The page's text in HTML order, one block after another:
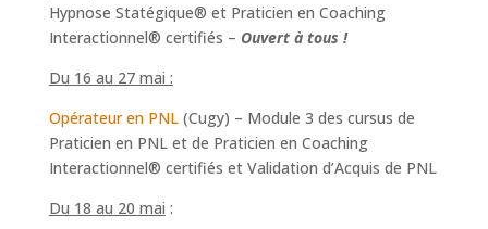
Hypnose Statégique® et Praticien en Coaching
Interactionnel® certifiés – Ouvert à tous !
Du 16 au 27 mai :
Opérateur en PNL(Cugy) – Module 3 des cursus de
Praticien en PNL et de Praticien en Coaching
Interactionnel® certifiés et Validation d’Acquis de PNL
Du 18 au 20 mai :